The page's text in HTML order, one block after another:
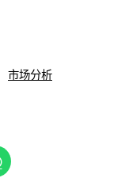
市场分析